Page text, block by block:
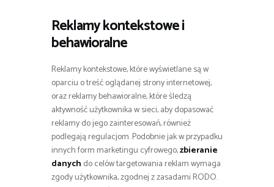
Reklamy kontekstowe i
behawioralne
Reklamy kontekstowe, które wyświetlane są w
oparciu o treść oglądanej strony internetowej,
oraz reklamy behawioralne, które śledzą
aktywność użytkownika w sieci, aby dopasować
reklamy do jego zainteresowań, również
podlegają regulacjom. Podobnie jak w przypadku
innych form marketingu cyfrowego,zbieranie
danych do celów targetowania reklam wymaga
zgody użytkownika, zgodnej z zasadami RODO.